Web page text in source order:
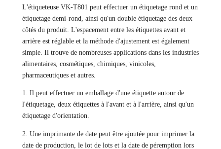
L'étiqueteuse VK-T801 peut effectuer un étiquetage rond et un
étiquetage demi-rond, ainsi qu'un double étiquetage des deux
côtés du produit. L'espacement entre les étiquettes avant et
arrière est réglable et la méthode d'ajustement est également
simple. Il trouve de nombreuses applications dans les industries
alimentaires, cosmétiques, chimiques, vinicoles,
pharmaceutiques et autres.
1. Il peut effectuer un emballage d'une étiquette autour de
l'étiquetage, deux étiquettes à l'avant et à l'arrière, ainsi qu'un
étiquetage d'orientation.
2. Une imprimante de date peut être ajoutée pour imprimer la
date de production, le lot de lots et la date de péremption lors